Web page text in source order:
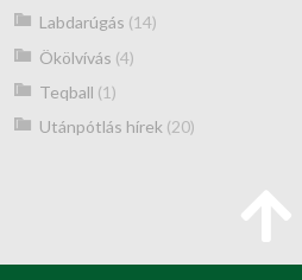
Labdarúgás (14)
Ökölvívás (4)
Teqball (1)
Utánpótlás hírek (20)